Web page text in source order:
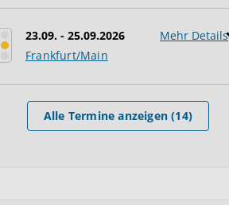
23.09. - 25.09.2026
Frankfurt/Main
Mehr Details
Alle Termine anzeigen (14)